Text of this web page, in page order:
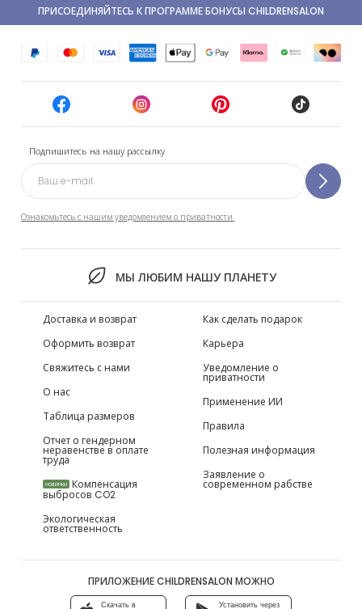
Подпишитесь на нашу рассылку
Ознакомьтесь с нашим уведомлением о приватности.
МЫ ЛЮБИМ НАШУ ПЛАНЕТУ
ПРИСОЕДИНЯЙТЕСЬ К ПРОГРАММЕ БОНУСЫ CHILDRENSALON
Доставка и возврат
Оформить возврат
Свяжитесь с нами
О нас
Таблица размеров
Отчет о гендерном
неравенстве в оплате
труда
НОВИНКИ Компенсация
выбросов CO2
Экологическая
ответственность
Как сделать подарок
Карьера
Уведомление о
приватности
Применение ИИ
Правила
Полезная информация
Заявление о
современном рабстве
ПРИЛОЖЕНИЕ CHILDRENSALON МОЖНО
Скачать в Установить через